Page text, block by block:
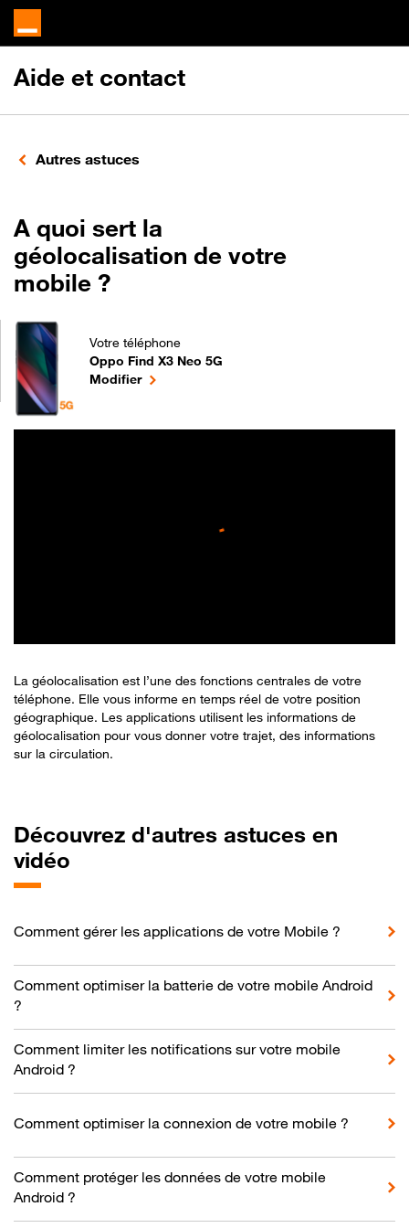
Aide et contact
Autres astuces
A quoi sert la
géolocalisation de votre
mobile ?
Votre téléphone
Oppo Find X3 Neo 5G
A quoi sert la géolocalisation de votre mobile ?
Modifierle téléphone sélectionné
La géolocalisation est l’une des fonctions centrales de votre
téléphone. Elle vous informe en temps réel de votre position
géographique. Les applications utilisent les informations de
géolocalisation pour vous donner votre trajet, des informations
sur la circulation.
Découvrez d'autres astuces en
vidéo
Comment gérer les applications de votre Mobile ?
Comment optimiser la batterie de votre mobile Android
?
Comment limiter les notifications sur votre mobile
Android ?
Comment optimiser la connexion de votre mobile ?
Comment protéger les données de votre mobile
Android ?